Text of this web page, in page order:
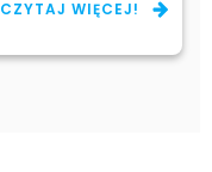
CZYTAJ WIĘCEJ!